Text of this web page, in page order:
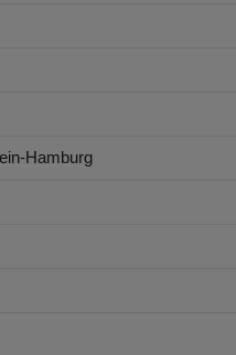
Hamburg